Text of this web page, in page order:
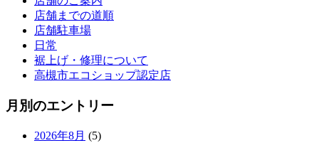
店舗までの道順
店舗駐車場
日常
裾上げ・修理について
高槻市エコショップ認定店
月別のエントリー
2026年8月 (5)